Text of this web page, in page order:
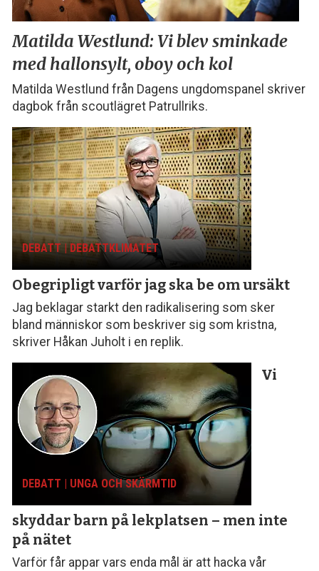
Matilda Westlund:Vi blev sminkade
med hallonsylt, oboy och kol
Matilda Westlund från Dagens ungdomspanel skriver
dagbok från scoutlägret Patrullriks.
DEBATT | DEBATTKLIMATET
Obegripligt varför jag ska be om ursäkt
Jag beklagar starkt den radikalisering som sker
bland människor som beskriver sig som kristna,
skriver Håkan Juholt i en replik.
DEBATT | UNGA OCH SKÄRMTID
Vi
skyddar barn på lekplatsen – men inte
på nätet
Varför får appar vars enda mål är att hacka vår